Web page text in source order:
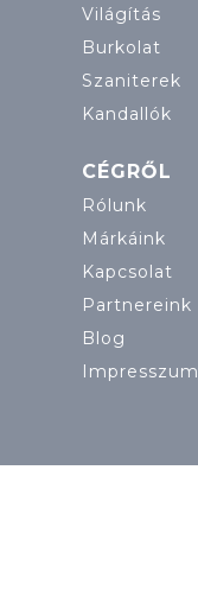
Világítás
Burkolat
Szaniterek
Kandallók
CÉGRŐL
Rólunk
Márkáink
Kapcsolat
Partnereink
Blog
Impresszum